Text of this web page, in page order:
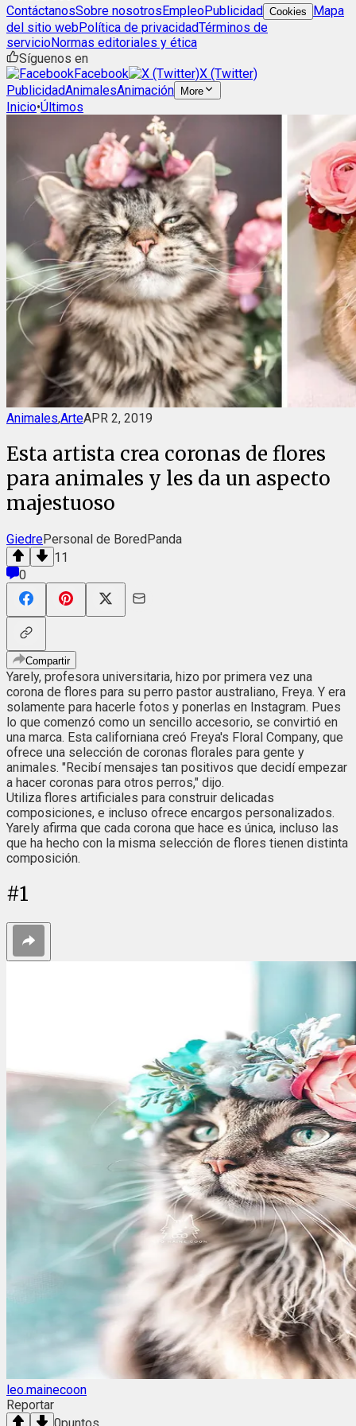
ContáctanosSobre nosotrosEmpleoPublicidad Cookies
Mapa
del sitio webPolítica de privacidadTérminos de
servicioNormas editoriales y ética
Síguenos en
Facebook
X (Twitter)
PublicidadAnimalesAnimación More
Inicio•Últimos
Animales,ArteAPR 2, 2019
Esta artista crea coronas de flores
para animales y les da un aspecto
majestuoso
GiedrePersonal de BoredPanda
11
0
Compartir
Yarely, profesora universitaria, hizo por primera vez una
corona de flores para su perro pastor australiano, Freya. Y era
solamente para hacerle fotos y ponerlas en Instagram. Pues
lo que comenzó como un sencillo accesorio, se convirtió en
una marca. Esta californiana creó Freya's Floral Company, que
ofrece una selección de coronas florales para gente y
animales. "Recibí mensajes tan positivos que decidí empezar
a hacer coronas para otros perros," dijo.
Utiliza flores artificiales para construir delicadas
composiciones, e incluso ofrece encargos personalizados.
Yarely afirma que cada corona que hace es única, incluso las
que ha hecho con la misma selección de flores tienen distinta
composición.
#1
leo.mainecoon
Reportar
0puntos